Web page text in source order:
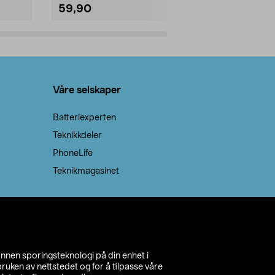
sporingsteknologi på din enhet i
av nettstedet og for å tilpasse våre
59,90
Våre selskaper
Batteriexperten
Teknikkdeler
PhoneLife
Teknikmagasinet